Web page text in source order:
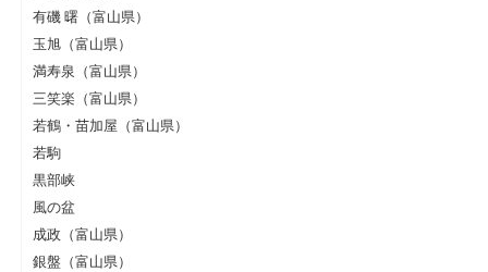
有磯 曙（富山県）
玉旭（富山県）
満寿泉（富山県）
三笑楽（富山県）
若鶴・苗加屋（富山県）
若駒
黒部峡
風の盆
成政（富山県）
銀盤（富山県）